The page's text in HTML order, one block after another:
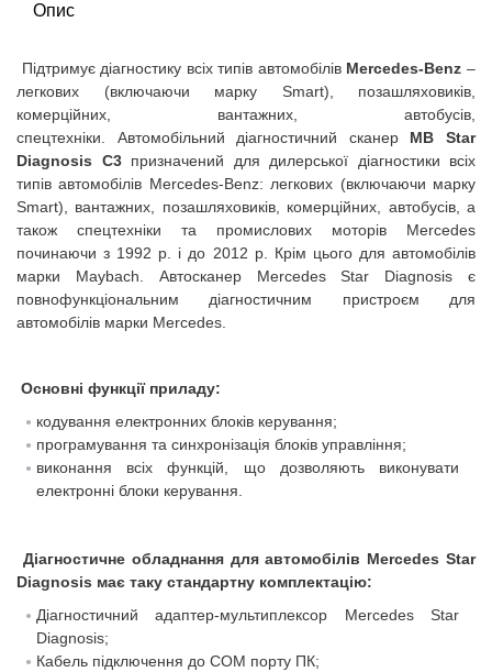
Опис
Підтримує діагностику всіх типів автомобілів Mercedes-Benz –
легкових (включаючи марку Smart), позашляховиків,
комерційних, вантажних, автобусів,
спецтехніки.
Автомобільний діагностичний сканер
MB Star
Diagnosis C3 призначений для дилерської діагностики всіх
типів автомобілів Mercedes-Benz: легкових (включаючи марку
Smart), вантажних, позашляховиків, комерційних, автобусів, а
також спецтехніки та промислових моторів Mercedes
починаючи з 1992 р. і до 2012 р. Крім цього для автомобілів
марки Maybach.
Автосканер Mercedes Star Diagnosis є
повнофункціональним діагностичним пристроєм для
автомобілів марки Mercedes.
Основні функції приладу:
кодування електронних блоків керування;
програмування та синхронізація блоків управління;
виконання всіх функцій, що дозволяють виконувати
електронні блоки керування.
Діагностичне обладнання для автомобілів Mercedes Star
Diagnosis має таку стандартну комплектацію:
Діагностичний адаптер-мультиплексор Mercedes Star
Diagnosis;
Кабель підключення до СОМ порту ПК;